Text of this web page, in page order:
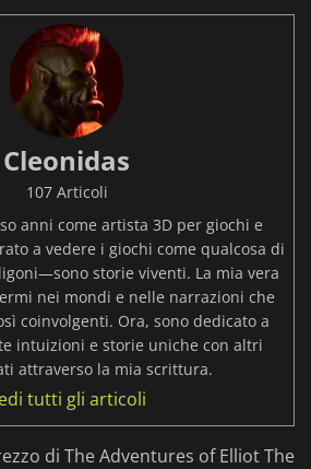
Cleonidas
107 Articoli
anni come artista 3D per giochi e
a vedere i giochi come qualcosa di
storie viventi. La mia vera
nei mondi e nelle narrazioni che
coinvolgenti. Ora, sono dedicato a
intuizioni e storie uniche con altri
attraverso la mia scrittura.
tutti gli articoli
di The Adventures of Elliot The